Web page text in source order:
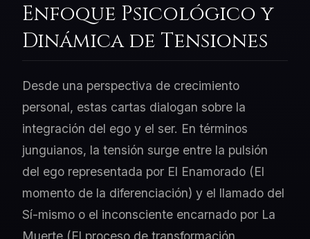
Enfoque Psicológico y
Dinámica de Tensiones
Desde una perspectiva de crecimiento
personal, estas cartas dialogan sobre la
integración del ego y el ser. En términos
junguianos, la tensión surge entre la pulsión
del ego representada por El Enamorado (El
momento de la diferenciación) y el llamado del
Sí-mismo o el inconsciente encarnado por La